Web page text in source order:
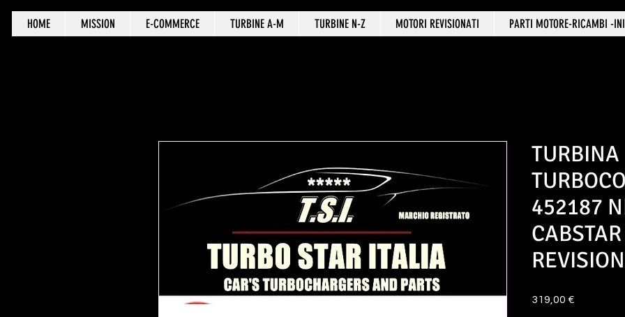
HOME MISSION E-COMMERCE TURBINE A-M TURBINE N-Z MOTORI REVISIONATI PARTI MOTORE-RICAMBI -
TURBINA
452187
CABSTAR
319,00 €